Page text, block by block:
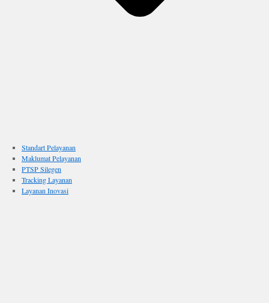
Standart Pelayanan
Maklumat Pelayanan
PTSP Silegen
Tracking Layanan
Layanan Inovasi